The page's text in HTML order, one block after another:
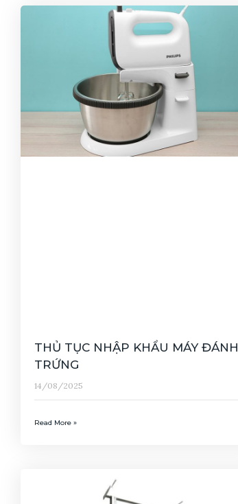
THỦ TỤC NHẬP KHẨU MÁY ĐÁNH
TRỨNG
14/08/2025
Read More »